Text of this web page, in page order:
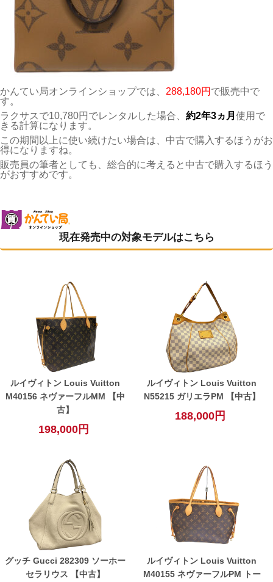
かんてい局オンラインショップでは、 288,180円 で販売中で
す。
ラクサスで10,780円でレンタルした場合、 約2年3ヵ月 使用で
きる計算になります。
この期間以上に使い続けたい場合は、中古で購入するほうがお
得になりますね。
販売員の筆者としても、総合的に考えると中古で購入するほう
がおすすめです。
現在発売中の対象モデルはこちら
ルイヴィトン Louis Vuitton
M40156 ネヴァーフルMM 【中
古】
198,000円
ルイヴィトン Louis Vuitton
N55215 ガリエラPM 【中古】
188,000円
グッチ Gucci 282309 ソーホー
セラリウス 【中古】
ルイヴィトン Louis Vuitton
M40155 ネヴァーフルPM トー